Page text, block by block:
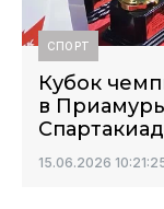
СПОРТ
Кубок
в
15.06.2026